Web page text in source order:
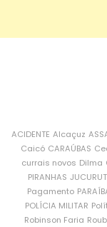
ACIDENTE Alcaçuz
Caicó CARAÚBAS
currais novos Dilma
PIRANHAS
Pagamento
POLÍCIA MILITAR
Robinson Faria